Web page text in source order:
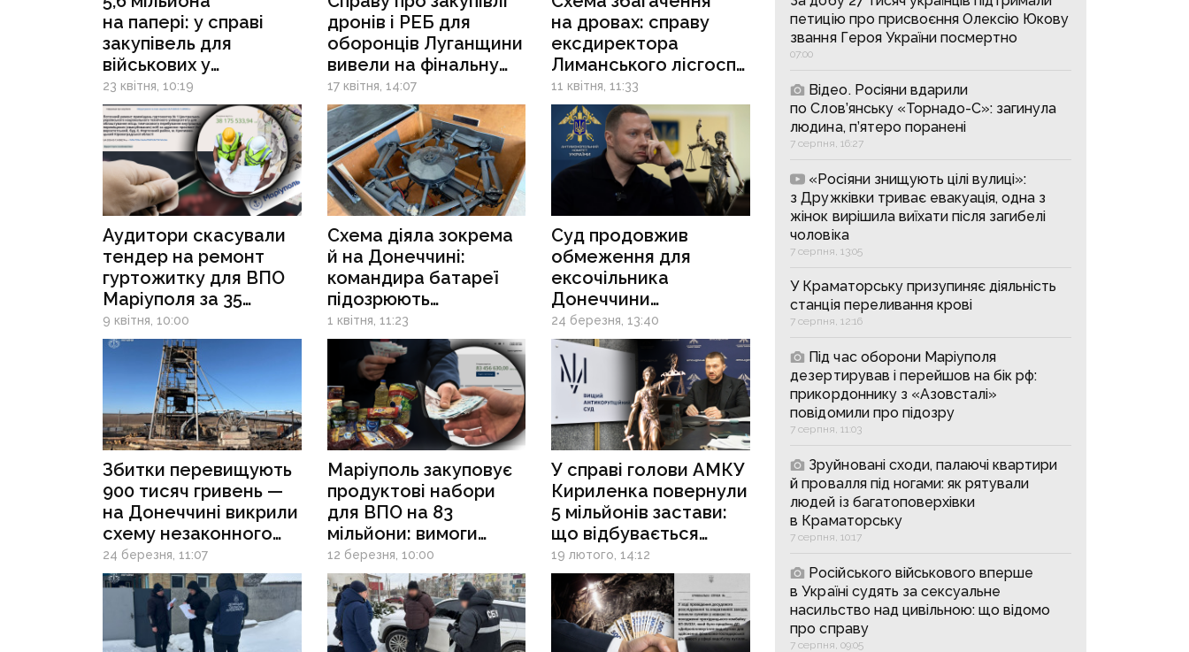
на папері: у справі
закупівель для
військових у
Сіверськодонецьку
оголосили підозри
23 квітня, 10:19
дронів і РЕБ для
оборонців Луганщини
вивели на фінальну
стадію: НАБУ і САП
завершили слідство
17 квітня, 14:07
на дровах: справу
ексдиректора
Лиманського лісгоспу
передали до суду
11 квітня, 11:33
Аудитори скасували
тендер на ремонт
гуртожитку для ВПО
Маріуполя за 35
мільйонів, але його
провели знову — і
перемогла та сама
фірма
9 квітня, 10:00
Схема діяла зокрема
й на Донеччині:
командира батареї
підозрюють
у перепродажі
«списаних» дронів
волонтерам на понад
15,2 млн грн
1 квітня, 11:23
Суд продовжив
обмеження для
ексочільника
Донеччини
Кириленка до травня:
справа триває
24 березня, 13:40
Збитки перевищують
900 тисяч гривень —
на Донеччині викрили
схему незаконного
видобутку вугілля
24 березня, 11:07
Маріуполь закуповує
продуктові набори
для ВПО на 83
мільйони: вимоги
тендеру ймовірно
прописані під
конкретного
постачальника
12 березня, 10:00
У справі голови АМКУ
Кириленка повернули
5 мільйонів застави:
що відбувається
з антикорупційним
провадженням
19 лютого, 14:12
петицію про присвоєння Олексію Юкову
звання Героя України посмертно
07:00
Відео. Росіяни вдарили
по Слов’янську «Торнадо-С»: загинула
людина, п’ятеро поранені
7 серпня, 16:27
«Росіяни знищують цілі вулиці»:
з Дружківки триває евакуація, одна з
жінок вирішила виїхати після загибелі
чоловіка
7 серпня, 13:05
У Краматорську призупиняє діяльність
станція переливання крові
7 серпня, 12:16
Під час оборони Маріуполя
дезертирував і перейшов на бік рф:
прикордоннику з «Азовсталі»
повідомили про підозру
7 серпня, 11:03
Зруйновані сходи, палаючі квартири
й провалля під ногами: як рятували
людей із багатоповерхівки
в Краматорську
7 серпня, 10:17
Російського військового вперше
в Україні судять за сексуальне
насильство над цивільною: що відомо
про справу
7 серпня, 09:05